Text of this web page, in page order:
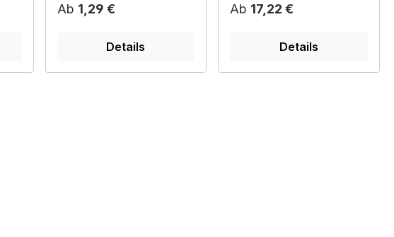
Regulärer Preis:
Ab 1,29 €
Details
Regulärer Preis:
Ab 17,22 €
Details